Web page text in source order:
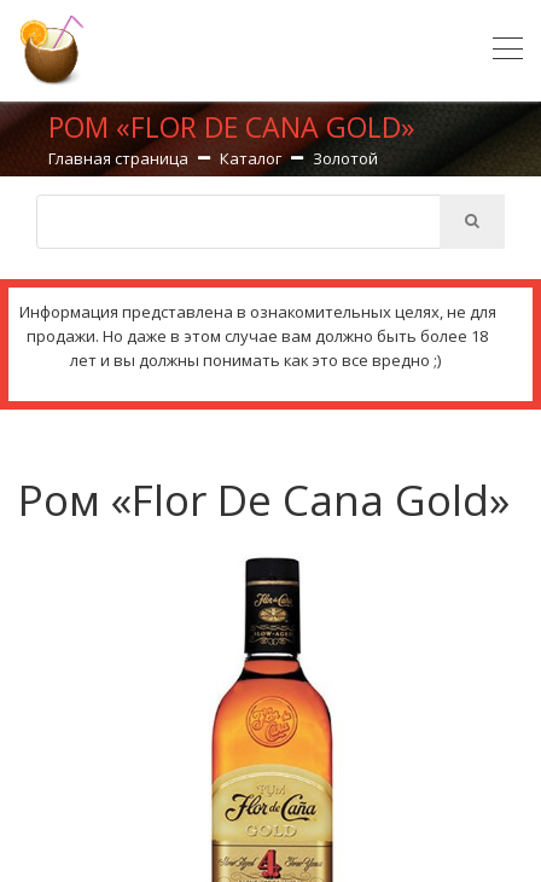
РОМ «FLOR DE CANA GOLD»
Главная страница Каталог Золотой
Информация представлена в ознакомительных целях, не для
продажи. Но даже в этом случае вам должно быть более 18
лет и вы должны понимать как это все вредно ;)
Ром «Flor De Cana Gold»